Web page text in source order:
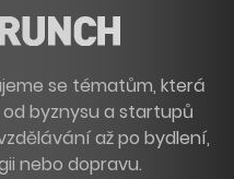
se tématům, která
byznysu a startupů
až po bydlení,
nebo dopravu.